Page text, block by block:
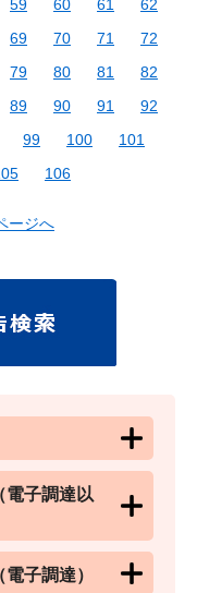
59 60 61
62
69 70 71
72
79 80 81
82
89 90 91
92
99 100
101
106
ージへ
電子調達以
子調達）